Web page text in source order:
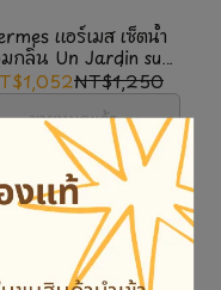
แอร์เมส เซ็ตน้ำ
กลิ่น Un Jardin sur
โลชั่นบำรุง
ผิวกาย 40ml
NT$1,250
ขายหมดแล้ว